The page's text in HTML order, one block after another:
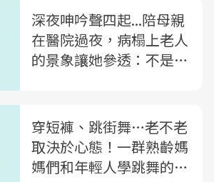
深夜呻吟聲四起...陪母親
在醫院過夜，病榻上老人
的景象讓她參透：不是有
穿短褲、跳街舞…老不老
取決於心態！一群熟齡媽
媽們和年輕人學跳舞的啟